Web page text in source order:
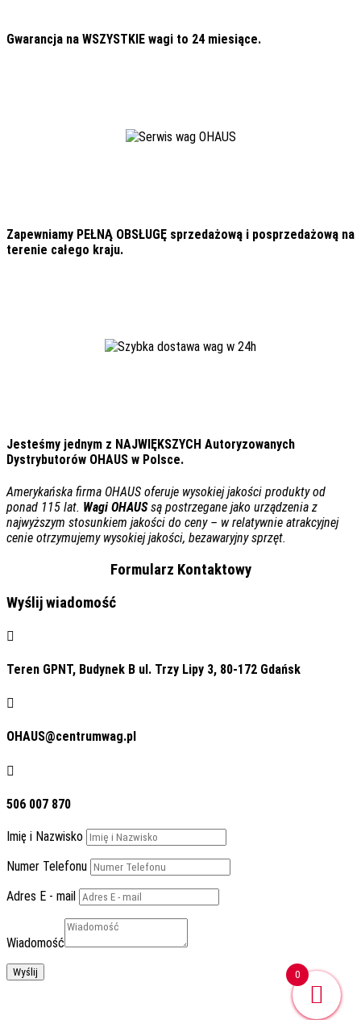
Gwarancja na WSZYSTKIE wagi to 24 miesiące.
Zapewniamy PEŁNĄ OBSŁUGĘ sprzedażową i posprzedażową na
terenie całego kraju.
Jesteśmy jednym z NAJWIĘKSZYCH Autoryzowanych
Dystrybutorów OHAUS w Polsce.
Amerykańska firma OHAUS oferuje wysokiej jakości produkty od
ponad 115 lat. Wagi OHAUS są postrzegane jako urządzenia z
najwyższym stosunkiem jakości do ceny – w relatywnie atrakcyjnej
cenie otrzymujemy wysokiej jakości, bezawaryjny sprzęt.
Formularz Kontaktowy
Wyślij wiadomość

Teren GPNT, Budynek B ul. Trzy Lipy 3, 80-172 Gdańsk

OHAUS@centrumwag.pl

506 007 870
Imię i Nazwisko
Numer Telefonu
Adres E - mail
Wiadomość
Wyślij 0